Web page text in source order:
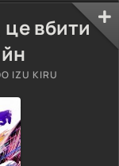
вбити
IZU KIRU